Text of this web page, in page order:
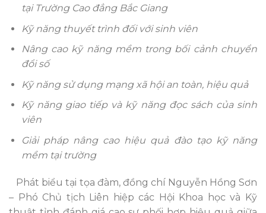
tại Trường Cao đẳng Bắc Giang
Kỹ năng thuyết trình đối với sinh viên
Nâng cao kỹ năng mềm trong bối cảnh chuyển
đổi số
Kỹ năng sử dụng mạng xã hội an toàn, hiệu quả
Kỹ năng giao tiếp và kỹ năng đọc sách của sinh
viên
Giải pháp nâng cao hiệu quả đào tạo kỹ năng
mềm tại trường
Phát biểu tại tọa đàm, đồng chí Nguyễn Hồng Sơn
– Phó Chủ tịch Liên hiệp các Hội Khoa học và Kỹ